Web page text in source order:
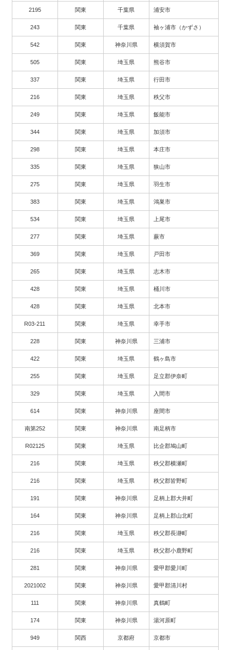
2195 関東 千葉県 浦安市
243 関東 千葉県 袖ヶ浦市（かずさ）
542 関東 神奈川県 横須賀市
505 関東 埼玉県 熊谷市
337 関東 埼玉県 行田市
216 関東 埼玉県 秩父市
249 関東 埼玉県 飯能市
344 関東 埼玉県 加須市
298 関東 埼玉県 本庄市
335 関東 埼玉県 狭山市
275 関東 埼玉県 羽生市
383 関東 埼玉県 鴻巣市
534 関東 埼玉県 上尾市
277 関東 埼玉県 蕨市
369 関東 埼玉県 戸田市
265 関東 埼玉県 志木市
428 関東 埼玉県 桶川市
428 関東 埼玉県 北本市
R03-211 関東 埼玉県 幸手市
228 関東 神奈川県 三浦市
422 関東 埼玉県 鶴ヶ島市
255 関東 埼玉県 足立郡伊奈町
329 関東 埼玉県 入間市
614 関東 神奈川県 座間市
南第252 関東 神奈川県 南足柄市
R02125 関東 埼玉県 比企郡鳩山町
216 関東 埼玉県 秩父郡横瀬町
216 関東 埼玉県 秩父郡皆野町
191 関東 神奈川県 足柄上郡大井町
164 関東 神奈川県 足柄上郡山北町
216 関東 埼玉県 秩父郡長瀞町
216 関東 埼玉県 秩父郡小鹿野町
281 関東 神奈川県 愛甲郡愛川町
2021002 関東 神奈川県 愛甲郡清川村
111 関東 神奈川県 真鶴町
174 関東 神奈川県 湯河原町
949 関西 京都府 京都市